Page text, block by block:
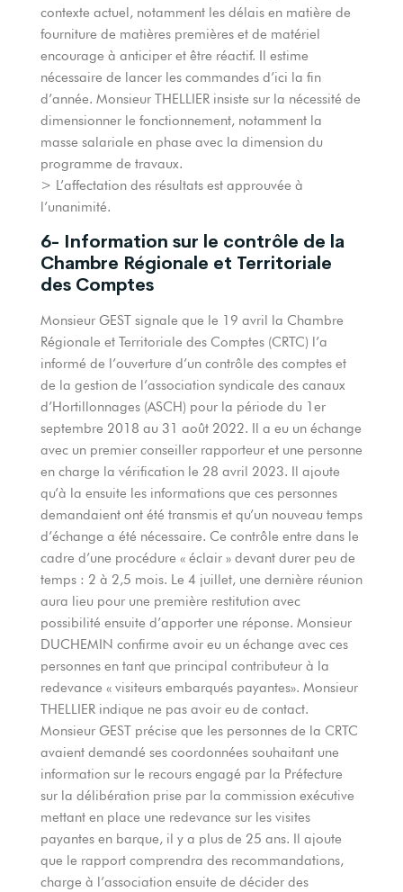
contexte actuel, notamment les délais en matière de
fourniture de matières premières et de matériel
encourage à anticiper et être réactif. Il estime
nécessaire de lancer les commandes d’ici la fin
d’année. Monsieur THELLIER insiste sur la nécessité de
dimensionner le fonctionnement, notamment la
masse salariale en phase avec la dimension du
programme de travaux.
> L’affectation des résultats est approuvée à
l’unanimité.
6- Information sur le contrôle de la
Chambre Régionale et Territoriale
des Comptes
Monsieur GEST signale que le 19 avril la Chambre
Régionale et Territoriale des Comptes (CRTC) l’a
informé de l’ouverture d’un contrôle des comptes et
de la gestion de l’association syndicale des canaux
d’Hortillonnages (ASCH) pour la période du 1er
septembre 2018 au 31 août 2022. Il a eu un échange
avec un premier conseiller rapporteur et une personne
en charge la vérification le 28 avril 2023. Il ajoute
qu’à la ensuite les informations que ces personnes
demandaient ont été transmis et qu’un nouveau temps
d’échange a été nécessaire. Ce contrôle entre dans le
cadre d’une procédure « éclair » devant durer peu de
temps : 2 à 2,5 mois. Le 4 juillet, une dernière réunion
aura lieu pour une première restitution avec
possibilité ensuite d’apporter une réponse. Monsieur
DUCHEMIN confirme avoir eu un échange avec ces
personnes en tant que principal contributeur à la
redevance « visiteurs embarqués payantes». Monsieur
THELLIER indique ne pas avoir eu de contact.
Monsieur GEST précise que les personnes de la CRTC
avaient demandé ses coordonnées souhaitant une
information sur le recours engagé par la Préfecture
sur la délibération prise par la commission exécutive
mettant en place une redevance sur les visites
payantes en barque, il y a plus de 25 ans. Il ajoute
que le rapport comprendra des recommandations,
charge à l’association ensuite de décider des